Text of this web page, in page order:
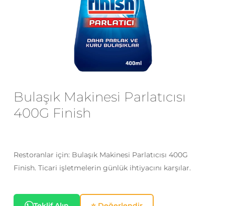
Bulaşık Makinesi Parlatıcısı
400G Finish
Restoranlar için: Bulaşık Makinesi Parlatıcısı 400G
Finish. Ticari işletmelerin günlük ihtiyacını karşılar.
E-posta*
Daha sonraki yorumlarımda
ve site adresim bu tarayıcıya
kaydedilsin.